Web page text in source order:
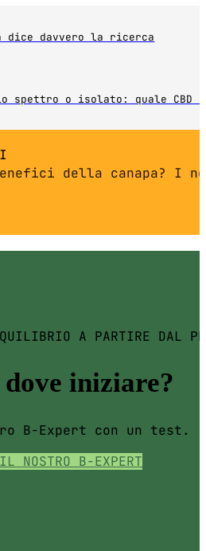
dice davvero la ricerca
spettro o isolato: quale CBD
della canapa?
A PARTIRE DAL
iniziare?
B-Expert con un test.
NOSTRO B-EXPERT